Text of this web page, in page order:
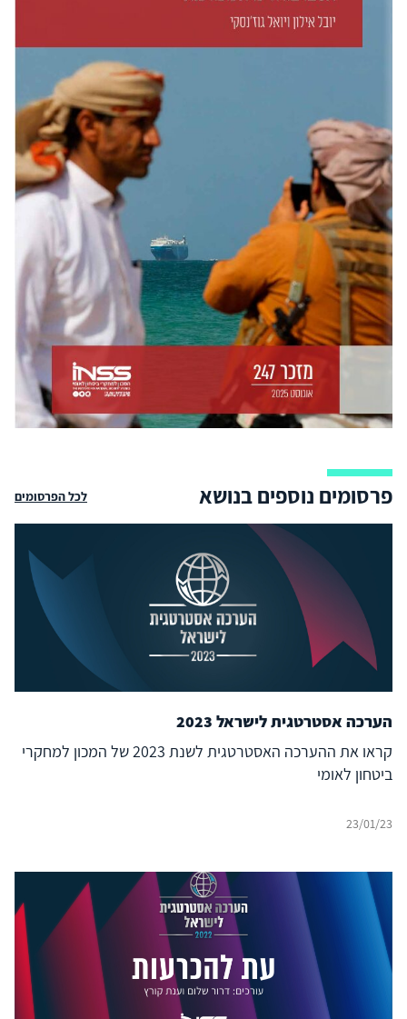
פרסומים נוספים בנושא לכל הפרסומים
הערכה אסטרטגית לישראל 2023
קראו את ההערכה האסטרטגית לשנת 2023 של המכון למחקרי
ביטחון לאומי
23/01/23